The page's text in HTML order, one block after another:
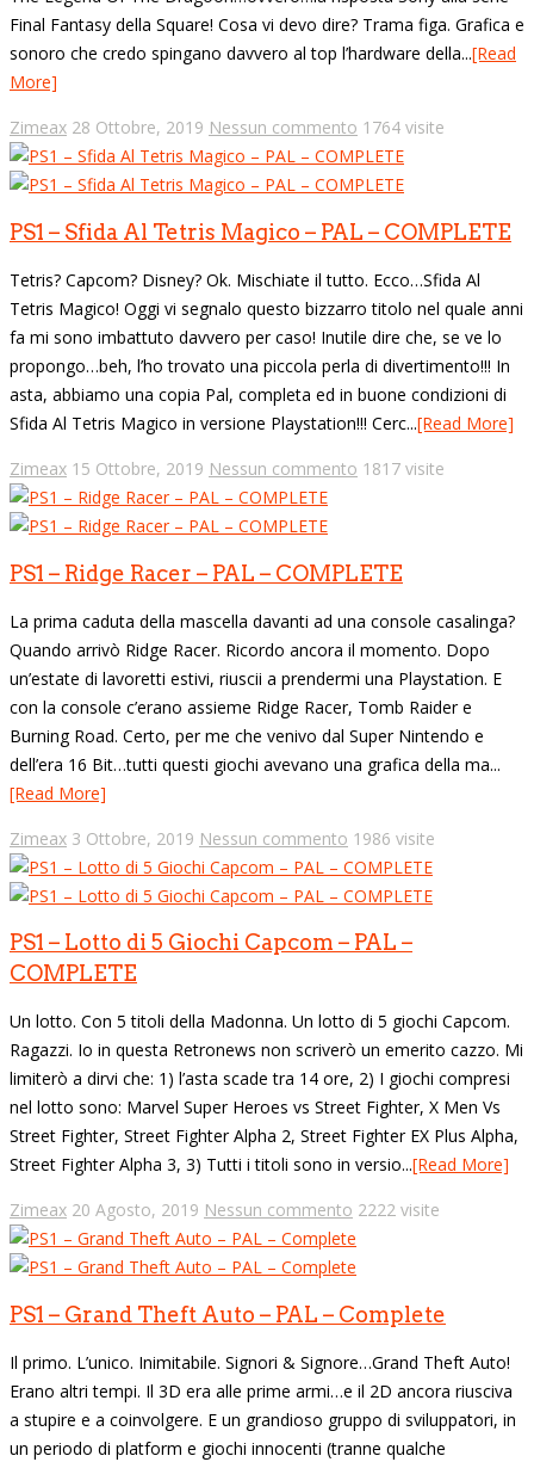
Final Fantasy della Square! Cosa vi devo dire? Trama figa. Grafica e
sonoro che credo spingano davvero al top l’hardware della...[Read
More]
Zimeax 28 Ottobre, 2019 Nessun commento 1764 visite
PS1 – Sfida Al Tetris Magico – PAL – COMPLETE
Tetris? Capcom? Disney? Ok. Mischiate il tutto. Ecco…Sfida Al
Tetris Magico! Oggi vi segnalo questo bizzarro titolo nel quale anni
fa mi sono imbattuto davvero per caso! Inutile dire che, se ve lo
propongo…beh, l’ho trovato una piccola perla di divertimento!!! In
asta, abbiamo una copia Pal, completa ed in buone condizioni di
Sfida Al Tetris Magico in versione Playstation!!! Cerc...[Read More]
Zimeax 15 Ottobre, 2019 Nessun commento 1817 visite
PS1 – Ridge Racer – PAL – COMPLETE
La prima caduta della mascella davanti ad una console casalinga?
Quando arrivò Ridge Racer. Ricordo ancora il momento. Dopo
un’estate di lavoretti estivi, riuscii a prendermi una Playstation. E
con la console c’erano assieme Ridge Racer, Tomb Raider e
Burning Road. Certo, per me che venivo dal Super Nintendo e
dell’era 16 Bit…tutti questi giochi avevano una grafica della ma...
[Read More]
Zimeax 3 Ottobre, 2019 Nessun commento 1986 visite
PS1 – Lotto di 5 Giochi Capcom – PAL –
COMPLETE
Un lotto. Con 5 titoli della Madonna. Un lotto di 5 giochi Capcom.
Ragazzi. Io in questa Retronews non scriverò un emerito cazzo. Mi
limiterò a dirvi che: 1) l’asta scade tra 14 ore, 2) I giochi compresi
nel lotto sono: Marvel Super Heroes vs Street Fighter, X Men Vs
Street Fighter, Street Fighter Alpha 2, Street Fighter EX Plus Alpha,
Street Fighter Alpha 3, 3) Tutti i titoli sono in versio...[Read More]
Zimeax 20 Agosto, 2019 Nessun commento 2222 visite
PS1 – Grand Theft Auto – PAL – Complete
Il primo. L’unico. Inimitabile. Signori & Signore…Grand Theft Auto!
Erano altri tempi. Il 3D era alle prime armi…e il 2D ancora riusciva
a stupire e a coinvolgere. E un grandioso gruppo di sviluppatori, in
un periodo di platform e giochi innocenti (tranne qualche